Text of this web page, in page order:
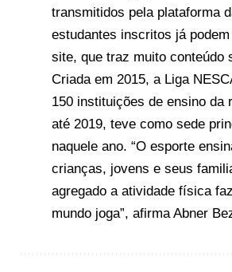
transmitidos pela plataforma
estudantes inscritos já
site, que traz muito
Criada em 2015, a Liga
150 instituições de ensino da
até 2019, teve como sede
naquele ano. “O esporte
crianças, jovens e seus
agregado a atividade física
mundo joga”, afirma Abner